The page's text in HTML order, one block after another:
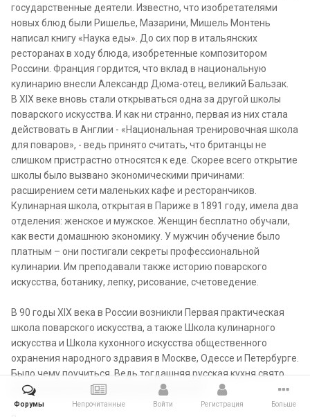
государственные деятели. Известно, что изобретателями
новых блюд были Ришелье, Мазарини, Мишель Монтень
написал книгу «Наука еды». До сих пор в итальянских
ресторанах в ходу блюда, изобретенные композитором
Россини. Франция гордится, что вклад в национальную
кулинарию внесли Александр Дюма-отец, великий Бальзак.
В XIX веке вновь стали открываться одна за другой школы
поварского искусства. И как ни странно, первая из них стала
действовать в Англии - «Национальная тренировочная школа
для поваров», - ведь принято считать, что британцы не
слишком пристрастно относятся к еде. Скорее всего открытие
школы было вызвано экономическими причинами:
расширением сети маленьких кафе и ресторанчиков.
Кулинарная школа, открытая в Париже в 1891 году, имела два
отделения: женское и мужское. Женщин бесплатно обучали,
как вести домашнюю экономику. У мужчин обучение было
платным – они постигали секреты профессиональной
кулинарии. Им преподавали также историю поварского
искусства, ботанику, лепку, рисование, счетоведение.
В 90 годы XIX века в России возникли Первая практическая
школа поварского искусства, а также Школа кулинарного
искусства и Школа кухонного искусства общественного
охранения народного здравия в Москве, Одессе и Петербурге.
Было чему поучиться. Ведь тогдашняя русская кухня свято
хранила многие традиции древнерусской.
Форумы Непрочитанные Войти Регистрация Больше